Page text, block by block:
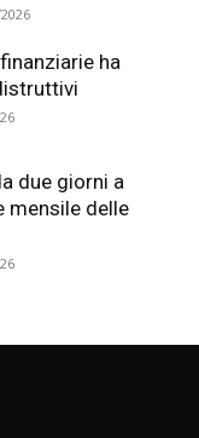
ha
due giorni a
mensile delle